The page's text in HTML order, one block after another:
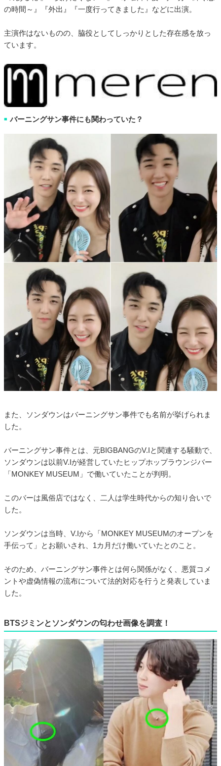
の時間～』『外出』『一度行ってきました』などに出演。
主演作はないものの、脇役としてしっかりとした存在感を放っ
ています。
■ バーニングサン事件にも関わっていた？
また、ソンダウンはバーニングサン事件でも名前が挙げられま
した。
バーニングサン事件とは、元BIGBANGのV.Iと関連する騒動で、
ソンダウンは以前V.Iが経営していたヒップホップラウンジバー
「MONKEY MUSEUM」で働いていたことが判明。
このバーは風俗店ではなく、二人は学生時代からの知り合いで
した。
ソンダウンは当時、V.Iから「MONKEY MUSEUMのオープンを
手伝って」とお願いされ、1カ月だけ働いていたとのこと。
そのため、バーニングサン事件とは何ら関係がなく、悪質コメ
ントや虚偽情報の流布について法的対応を行うと発表していま
した。
BTSジミンとソンダウンの匂わせ画像を調査！